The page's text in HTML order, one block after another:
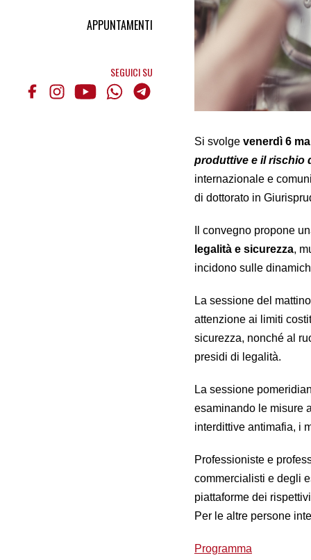
APPUNTAMENTI
SEGUICI SU
Si svolge venerdì 6
produttive e il rischio
internazionale e
di dottorato in
Il convegno propone
legalità e sicurezza,
incidono sulle
La sessione del
attenzione ai limiti
sicurezza, nonché al
presidi di legalità.
La sessione
esaminando le misure
interdittive antimafia, i
Professioniste e
commercialisti e degli
piattaforme dei
Per le altre persone
Programma